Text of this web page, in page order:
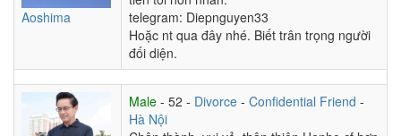
Aoshima
telegram: Diepnguyen33
Hoặc nt qua đây nhé. Biết trân trọng người
đối diện.
Male - 52 - Divorce - Confidential Friend -
Hà Nội